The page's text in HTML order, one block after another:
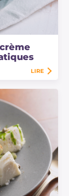
LIRE